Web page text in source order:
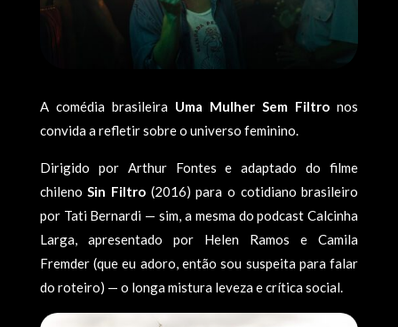
A comédia brasileira Uma Mulher Sem Filtro nos
convida a refletir sobre o universo feminino.
Dirigido por Arthur Fontes e adaptado do filme
chilenoSin Filtro (2016) para o cotidiano brasileiro
por Tati Bernardi — sim, a mesma do podcast Calcinha
Larga, apresentado por Helen Ramos e Camila
Fremder (que eu adoro, então sou suspeita para falar
do roteiro) — o longa mistura leveza e crítica social.